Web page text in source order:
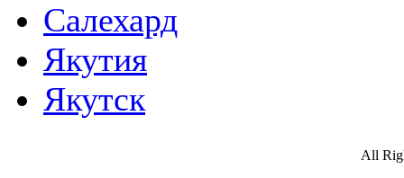
Салехард
Якутия
Якутск
All